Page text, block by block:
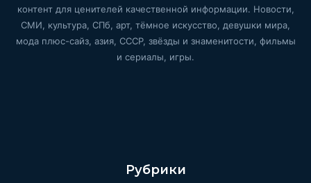
контент для ценителей качественной информации. Новости,
СМИ, культура, СПб, арт, тёмное искусство, девушки мира,
мода плюс-сайз, азия, СССР, звёзды и знаменитости, фильмы
и сериалы, игры.
Рубрики